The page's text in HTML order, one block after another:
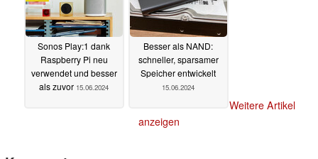
Sonos Play:1 dank
Raspberry Pi neu
verwendet und besser
als zuvor 15.06.2024
Besser als NAND:
schneller, sparsamer
Speicher entwickelt
15.06.2024
Weitere Artikel
anzeigen